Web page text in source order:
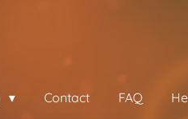
Contact FAQ